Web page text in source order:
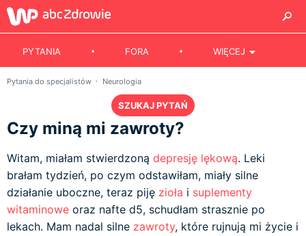
PYTANIA FORA WIĘCEJ
Pytania do specjalistów Neurologia
SZUKAJ PYTAŃ
Czy miną mi zawroty?
Witam, miałam stwierdzoną depresję lękową. Leki
brałam tydzień, po czym odstawiłam, miały silne
działanie uboczne, teraz piję zioła i suplementy
witaminowe oraz nafte d5, schudłam strasznie po
lekach. Mam nadal silne zawroty, które rujnują mi życie i